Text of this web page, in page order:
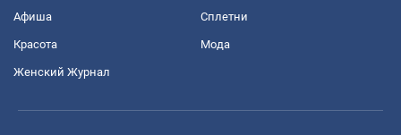
Афиша Сплетни
Красота Мода
Женский Журнал